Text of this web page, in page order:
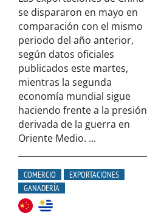
se dispararon en mayo en
comparación con el mismo
periodo del año anterior,
según datos oficiales
publicados este martes,
mientras la segunda
economía mundial sigue
haciendo frente a la presión
derivada de la guerra en
Oriente Medio. ...
COMERCIO
EXPORTACIONES
GANADERÍA